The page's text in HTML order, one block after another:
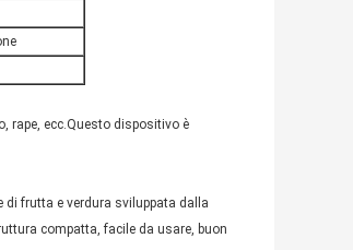
rape, ecc.Questo dispositivo è
di frutta e verdura sviluppata dalla
compatta, facile da usare, buon